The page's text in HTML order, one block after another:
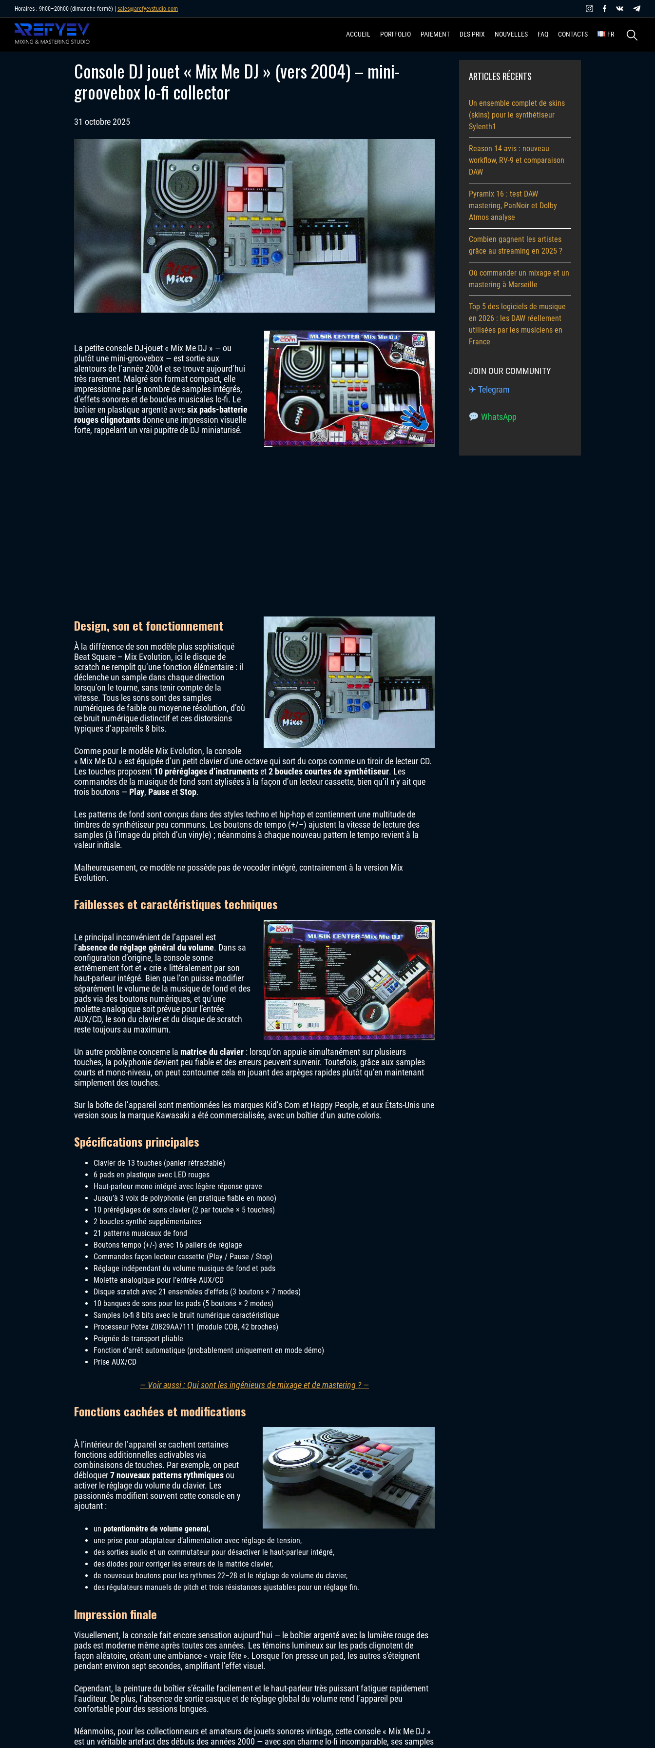
to
content
Horaires : 9h00–20h00 (dimanche fermé) | sales@arefyevstudio.com
ACCUEIL PORTFOLIO PAIEMENT DES PRIX NOUVELLES FAQ CONTACTS FR
Console DJ jouet « Mix Me DJ » (vers 2004) – mini-
groovebox lo-fi collector
31 octobre 2025
La petite console DJ-jouet « Mix Me DJ » — ou
plutôt une mini-groovebox — est sortie aux
alentours de l’année 2004 et se trouve aujourd’hui
très rarement. Malgré son format compact, elle
impressionne par le nombre de samples intégrés,
d’effets sonores et de boucles musicales lo-fi. Le
boîtier en plastique argenté avecsix pads-batterie
rouges clignotantsdonne une impression visuelle
forte, rappelant un vrai pupitre de DJ miniaturisé.
Design, son et fonctionnement
À la différence de son modèle plus sophistiqué
Beat Square – Mix Evolution, ici le disque de
scratch ne remplit qu’une fonction élémentaire : il
déclenche un sample dans chaque direction
lorsqu’on le tourne, sans tenir compte de la
vitesse. Tous les sons sont des samples
numériques de faible ou moyenne résolution, d’où
ce bruit numérique distinctif et ces distorsions
typiques d’appareils 8 bits.
Comme pour le modèle Mix Evolution, la console
« Mix Me DJ » est équipée d’un petit clavier d’une octave qui sort du corps comme un tiroir de lecteur CD.
Les touches proposent 10 préréglages d’instrumentset2 boucles courtes de synthétiseur. Les
commandes de la musique de fond sont stylisées à la façon d’un lecteur cassette, bien qu’il n’y ait que
trois boutons — Play, PauseetStop.
Les patterns de fond sont conçus dans des styles techno et hip-hop et contiennent une multitude de
timbres de synthétiseur peu communs. Les boutons de tempo (+/–) ajustent la vitesse de lecture des
samples (à l’image du pitch d’un vinyle) ; néanmoins à chaque nouveau pattern le tempo revient à la
valeur initiale.
Malheureusement, ce modèle ne possède pas de vocoder intégré, contrairement à la version Mix
Evolution.
Faiblesses et caractéristiques techniques
Le principal inconvénient de l’appareil est
l’absence de réglage général du volume. Dans sa
configuration d’origine, la console sonne
extrêmement fort et « crie » littéralement par son
haut-parleur intégré. Bien que l’on puisse modifier
séparément le volume de la musique de fond et des
pads via des boutons numériques, et qu’une
molette analogique soit prévue pour l’entrée
AUX/CD, le son du clavier et du disque de scratch
reste toujours au maximum.
Un autre problème concerne la matrice du clavier : lorsqu’on appuie simultanément sur plusieurs
touches, la polyphonie devient peu fiable et des erreurs peuvent survenir. Toutefois, grâce aux samples
courts et mono-niveau, on peut contourner cela en jouant des arpèges rapides plutôt qu’en maintenant
simplement des touches.
Sur la boîte de l’appareil sont mentionnées les marques Kid’s Com et Happy People, et aux États-Unis une
version sous la marque Kawasaki a été commercialisée, avec un boîtier d’un autre coloris.
Spécifications principales
Clavier de 13 touches (panier rétractable)
6 pads en plastique avec LED rouges
Haut-parleur mono intégré avec légère réponse grave
Jusqu’à 3 voix de polyphonie (en pratique fiable en mono)
10 préréglages de sons clavier (2 par touche × 5 touches)
2 boucles synthé supplémentaires
21 patterns musicaux de fond
Boutons tempo (+/-) avec 16 paliers de réglage
Commandes façon lecteur cassette (Play / Pause / Stop)
Réglage indépendant du volume musique de fond et pads
Molette analogique pour l’entrée AUX/CD
Disque scratch avec 21 ensembles d’effets (3 boutons × 7 modes)
10 banques de sons pour les pads (5 boutons × 2 modes)
Samples lo-fi 8 bits avec le bruit numérique caractéristique
Processeur Potex Z0829AA7111 (module COB, 42 broches)
Poignée de transport pliable
Fonction d’arrêt automatique (probablement uniquement en mode démo)
Prise AUX/CD
— Voir aussi : Qui sont les ingénieurs de mixage et de mastering ? —
Fonctions cachées et modifications
À l’intérieur de l’appareil se cachent certaines
fonctions additionnelles activables via
combinaisons de touches. Par exemple, on peut
débloquer7 nouveaux patterns rythmiquesou
activer le réglage du volume du clavier. Les
passionnés modifient souvent cette console en y
ajoutant :
un potentiomètre de volume general,
une prise pour adaptateur d’alimentation avec réglage de tension,
des sorties audio et un commutateur pour désactiver le haut-parleur intégré,
des diodes pour corriger les erreurs de la matrice clavier,
de nouveaux boutons pour les rythmes 22–28 et le réglage de volume du clavier,
des régulateurs manuels de pitch et trois résistances ajustables pour un réglage fin.
Impression finale
Visuellement, la console fait encore sensation aujourd’hui — le boîtier argenté avec la lumière rouge des
pads est moderne même après toutes ces années. Les témoins lumineux sur les pads clignotent de
façon aléatoire, créant une ambiance « vraie fête ». Lorsque l’on presse un pad, les autres s’éteignent
pendant environ sept secondes, amplifiant l’effet visuel.
Cependant, la peinture du boîtier s’écaille facilement et le haut-parleur très puissant fatiguer rapidement
l’auditeur. De plus, l’absence de sortie casque et de réglage global du volume rend l’appareil peu
confortable pour des sessions longues.
Néanmoins, pour les collectionneurs et amateurs de jouets sonores vintage, cette console « Mix Me DJ »
est un véritable artefact des débuts des années 2000 — avec son charme lo-fi incomparable, ses samples
ARTICLES RÉCENTS
Un ensemble complet de skins
(skins) pour le synthétiseur
Sylenth1
Reason 14 avis : nouveau
workflow, RV-9 et comparaison
DAW
Pyramix 16 : test DAW
mastering, PanNoir et Dolby
Atmos analyse
Combien gagnent les artistes
grâce au streaming en 2025 ?
Où commander un mixage et un
mastering à Marseille
Top 5 des logiciels de musique
en 2026 : les DAW réellement
utilisées par les musiciens en
France
JOIN OUR COMMUNITY
✈ Telegram
WhatsApp